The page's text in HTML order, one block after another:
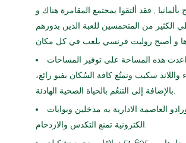
بألمانيا , فقد ألتقوا بمجتمع المقامرة هناك و
الكثير من المتحمسين للعبة الذين بدورهم
هذه المساحة على توفير المساحات
واللاند سكيب وتمتُع كافة السُكان بفيو رائع،
العاصمة الادارية به مدخلين وبوابات